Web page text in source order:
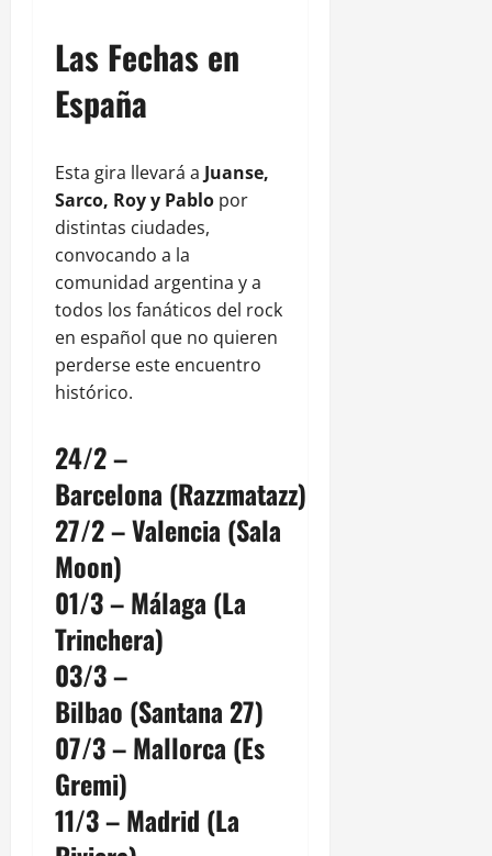
Las Fechas en
España
Esta gira llevará a Juanse,
Sarco, Roy y Pablo por
distintas ciudades,
convocando a la
comunidad argentina y a
todos los fanáticos del rock
en español que no quieren
perderse este encuentro
histórico.
24/2 –
Barcelona (Razzmatazz)
27/2 – Valencia (Sala
Moon)
01/3 – Málaga (La
Trinchera)
03/3 –
Bilbao (Santana 27)
07/3 – Mallorca (Es
Gremi)
11/3 – Madrid (La